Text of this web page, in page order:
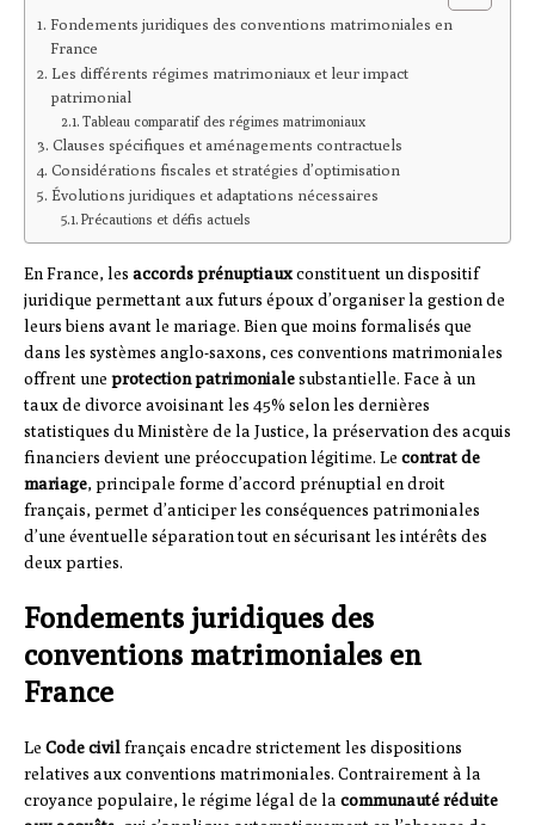
Fondements juridiques des conventions matrimoniales en
France
Les différents régimes matrimoniaux et leur impact
patrimonial
Tableau comparatif des régimes matrimoniaux
Clauses spécifiques et aménagements contractuels
Considérations fiscales et stratégies d’optimisation
Évolutions juridiques et adaptations nécessaires
Précautions et défis actuels
En France, les accords prénuptiauxconstituent un dispositif
juridique permettant aux futurs époux d’organiser la gestion de
leurs biens avant le mariage. Bien que moins formalisés que
dans les systèmes anglo-saxons, ces conventions matrimoniales
offrent une protection patrimonialesubstantielle. Face à un
taux de divorce avoisinant les 45% selon les dernières
statistiques du Ministère de la Justice, la préservation des acquis
financiers devient une préoccupation légitime. Le contrat de
mariage, principale forme d’accord prénuptial en droit
français, permet d’anticiper les conséquences patrimoniales
d’une éventuelle séparation tout en sécurisant les intérêts des
deux parties.
Fondements juridiques des
conventions matrimoniales en
France
Le Code civilfrançais encadre strictement les dispositions
relatives aux conventions matrimoniales. Contrairement à la
croyance populaire, le régime légal de la communauté réduite